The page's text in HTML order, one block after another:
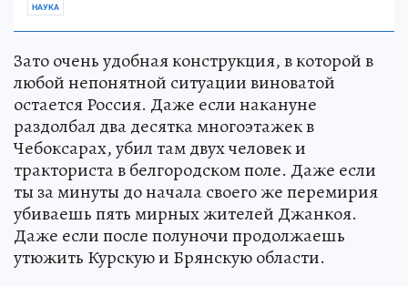
НАУКА
Зато очень удобная конструкция, в которой в
любой непонятной ситуации виноватой
остается Россия. Даже если накануне
раздолбал два десятка многоэтажек в
Чебоксарах, убил там двух человек и
тракториста в белгородском поле. Даже если
ты за минуты до начала своего же перемирия
убиваешь пять мирных жителей Джанкоя.
Даже если после полуночи продолжаешь
утюжить Курскую и Брянскую области.